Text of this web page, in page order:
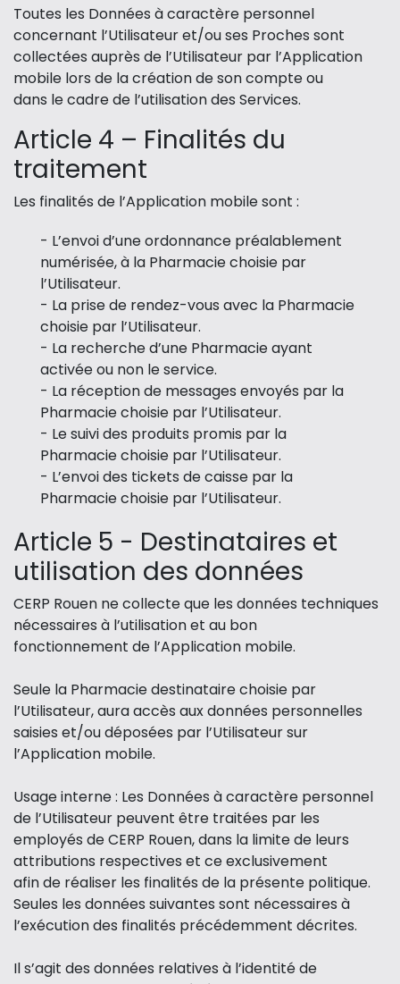
Toutes les Données à caractère personnel
concernant l’Utilisateur et/ou ses Proches sont
collectées auprès de l’Utilisateur par l’Application
mobile lors de la création de son compte ou
dans le cadre de l’utilisation des Services.
Article 4 – Finalités du
traitement
Les finalités de l’Application mobile sont :
- L’envoi d’une ordonnance préalablement
numérisée, à la Pharmacie choisie par
l’Utilisateur.
- La prise de rendez-vous avec la Pharmacie
choisie par l’Utilisateur.
- La recherche d’une Pharmacie ayant
activée ou non le service.
- La réception de messages envoyés par la
Pharmacie choisie par l’Utilisateur.
- Le suivi des produits promis par la
Pharmacie choisie par l’Utilisateur.
- L’envoi des tickets de caisse par la
Pharmacie choisie par l’Utilisateur.
Article 5 - Destinataires et
utilisation des données
CERP Rouen ne collecte que les données techniques
nécessaires à l’utilisation et au bon
fonctionnement de l’Application mobile.
Seule la Pharmacie destinataire choisie par
l’Utilisateur, aura accès aux données personnelles
saisies et/ou déposées par l’Utilisateur sur
l’Application mobile.
Usage interne : Les Données à caractère personnel
de l’Utilisateur peuvent être traitées par les
employés de CERP Rouen, dans la limite de leurs
attributions respectives et ce exclusivement
afin de réaliser les finalités de la présente politique.
Seules les données suivantes sont nécessaires à
l’exécution des finalités précédemment décrites.
Il s’agit des données relatives à l’identité de